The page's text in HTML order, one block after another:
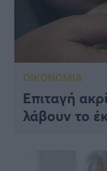
ΟΙΚΟΝΟΜΙΑ
Επιταγή
λάβουν το